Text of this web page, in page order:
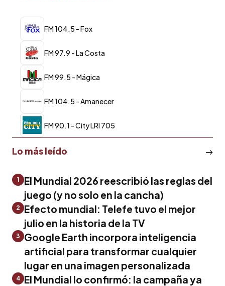
FM 104.5 - Fox
FM 97.9 - La Costa
FM 99.5 - Mágica
FM 104.5 - Amanecer
FM 90.1 - City LRI 705
Lo más leído
1
El Mundial 2026 reescribió las reglas del
juego (y no solo en la cancha)
2
Efecto mundial: Telefe tuvo el mejor
julio en la historia de la TV
3
Google Earth incorpora inteligencia
artificial para transformar cualquier
lugar en una imagen personalizada
4 El Mundial lo confirmó: la campaña ya